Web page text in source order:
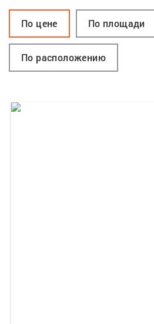
По цене По площади
По расположению